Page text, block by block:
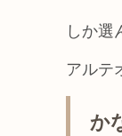
しか選
アルテ
か